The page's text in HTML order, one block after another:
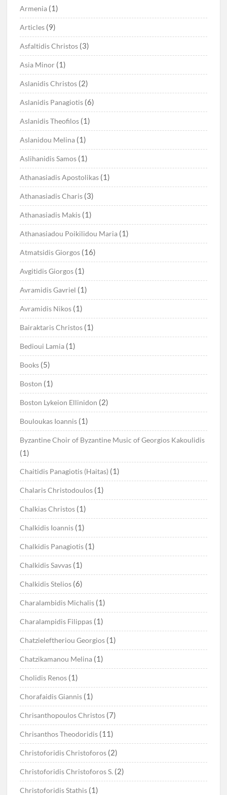
Armenia (1)
Articles (9)
Asfaltidis Christos (3)
Asia Minor (1)
Aslanidis Christos (2)
Aslanidis Panagiotis (6)
Aslanidis Theofilos (1)
Aslanidou Melina (1)
Aslihanidis Samos (1)
Athanasiadis Apostolikas (1)
Athanasiadis Charis (3)
Athanasiadis Makis (1)
Athanasiadou Poikilidou Maria (1)
Atmatsidis Giorgos (16)
Avgitidis Giorgos (1)
Avramidis Gavriel (1)
Avramidis Nikos (1)
Bairaktaris Christos (1)
Bedioui Lamia (1)
Books (5)
Boston (1)
Boston Lykeion Ellinidon (2)
Bouloukas Ioannis (1)
Byzantine Choir of Byzantine Music of Georgios Kakoulidis
(1)
Chaitidis Panagiotis (Haitas) (1)
Chalaris Christodoulos (1)
Chalkias Christos (1)
Chalkidis Ioannis (1)
Chalkidis Panagiotis (1)
Chalkidis Savvas (1)
Chalkidis Stelios (6)
Charalambidis Michalis (1)
Charalampidis Filippas (1)
Chatzieleftheriou Georgios (1)
Chatzikamanou Melina (1)
Cholidis Renos (1)
Chorafaidis Giannis (1)
Chrisanthopoulos Christos (7)
Chrisanthos Theodoridis (11)
Christoforidis Christoforos (2)
Christoforidis Christoforos S. (2)
Christoforidis Stathis (1)